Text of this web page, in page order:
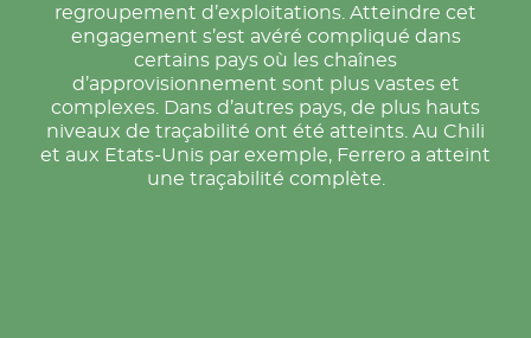
regroupement d’exploitations. Atteindre cet
engagement s’est avéré compliqué dans
certains pays où les chaînes
d’approvisionnement sont plus vastes et
complexes. Dans d’autres pays, de plus hauts
niveaux de traçabilité ont été atteints. Au Chili
et aux Etats-Unis par exemple, Ferrero a atteint
une traçabilité complète.